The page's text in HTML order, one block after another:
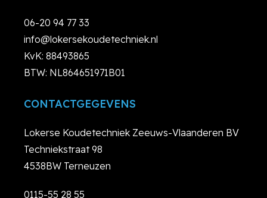
06-20 94 77 33
info@lokersekoudetechniek.nl
KvK: 88493865
BTW: NL864651971B01
CONTACTGEGEVENS
Lokerse Koudetechniek Zeeuws-Vlaanderen BV
Techniekstraat 98
4538BW Terneuzen
0115-55 28 55